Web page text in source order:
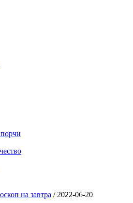
на завтра / 2022-06-20